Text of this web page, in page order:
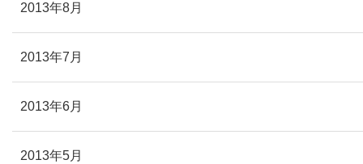
2013年8月
2013年7月
2013年6月
2013年5月